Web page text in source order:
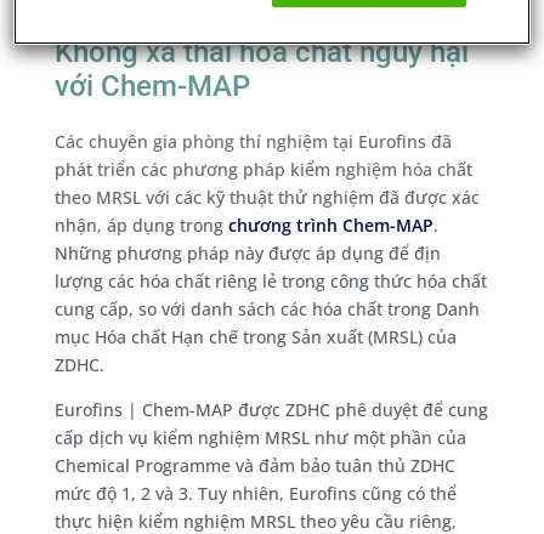
Tuân thủ ZDHC chương trình
Không xả thải hóa chất nguy hại
với Chem-MAP
Các chuyên gia phòng thí nghiệm tại Eurofins đã
phát triển các phương pháp kiểm nghiệm hóa chất
theo MRSL với các kỹ thuật thử nghiệm đã được xác
nhận, áp dụng trong chương trình Chem-MAP.
Những phương pháp này được áp dụng để địn
lượng các hóa chất riêng lẻ trong công thức hóa chất
cung cấp, so với danh sách các hóa chất trong Danh
mục Hóa chất Hạn chế trong Sản xuất (MRSL) của
ZDHC.
Eurofins | Chem-MAP được ZDHC phê duyệt để cung
cấp dịch vụ kiểm nghiệm MRSL như một phần của
Chemical Programme và đảm bảo tuân thủ ZDHC
mức độ 1, 2 và 3. Tuy nhiên, Eurofins cũng có thể
thực hiện kiểm nghiệm MRSL theo yêu cầu riêng,